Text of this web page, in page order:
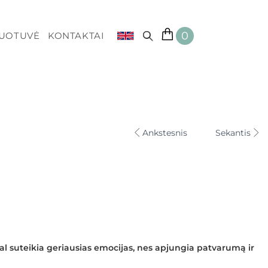
KONTAKTAI 0
Ankstesnis
Sekantis
suteikia geriausias emocijas, nes apjungia patvarumą ir